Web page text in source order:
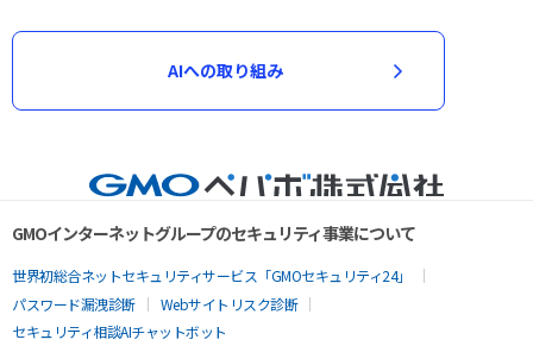
AIへの取り組み
GMOインターネットグループのセキュリティ事業について
世界初総合ネットセキュリティサービス「GMOセキュリティ24」
パスワード漏洩診断
Webサイトリスク診断
セキュリティ相談AIチャットボット